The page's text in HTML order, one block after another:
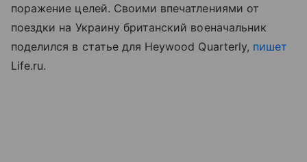
поражение целей. Своими впечатлениями от
поездки на Украину британский военачальник
поделился в статье для Heywood Quarterly, пишет
Life.ru.